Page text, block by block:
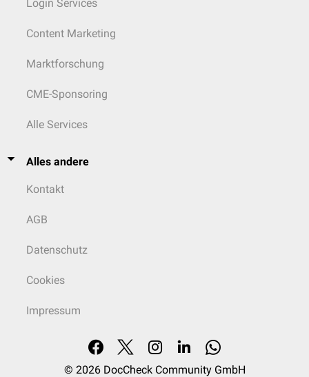
Login Services
Content Marketing
Marktforschung
CME-Sponsoring
Alle Services
Alles andere
Kontakt
AGB
Datenschutz
Cookies
Impressum
© 2026 DocCheck Community GmbH